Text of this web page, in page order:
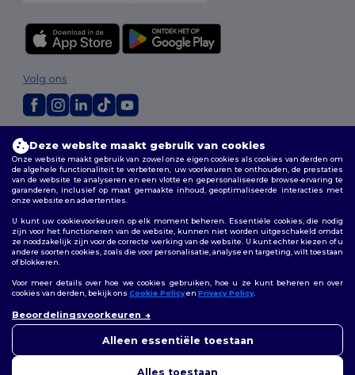
2026. Alle rechten voorbehouden
Algemene voorwaarden| Aanpassingsbeleid Privacybeleid
Cookiebeleid|Sitemap
Volg ons
Bruxelles |Anvers |Mortsel
Herentals
Hoogstraten Bruges
Deze website maakt gebruik van cookies
Onze website maakt gebruik van zowel onze eigen cookies als cookies van derden om
de algehele functionaliteit te verbeteren, uw voorkeuren te onthouden, de prestaties
van de website te analyseren en een vlotte en gepersonaliseerde browse-ervaring te
garanderen, inclusief op maat gemaakte inhoud, geoptimaliseerde interacties met
onze website en advertenties.
U kunt uw cookievoorkeuren op elk moment beheren. Essentiële cookies, die nodig
zijn voor het functioneren van de website, kunnen niet worden uitgeschakeld omdat
ze noodzakelijk zijn voor de correcte werking van de website. U kunt echter kiezen of u
andere soorten cookies, zoals die voor personalisatie, analyse en targeting, wilt toestaan
of blokkeren.
Voor meer details over hoe we cookies gebruiken, hoe u ze kunt beheren en over
cookies van derden, bekijk ons Cookie Policyen Privacy Policy.
Beoordelingsvoorkeuren
Alleen essentiële toestaan
Alles toestaan
moment contact met ons
voor u klaar.